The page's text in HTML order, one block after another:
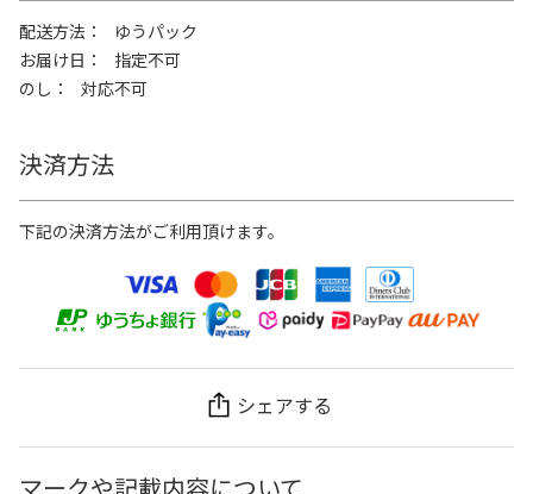
配送方法
ゆうパック
お届け日
指定不可
のし
対応不可
決済方法
下記の決済方法がご利用頂けます。
シェアする